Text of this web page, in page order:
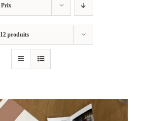
Prix
12 produits